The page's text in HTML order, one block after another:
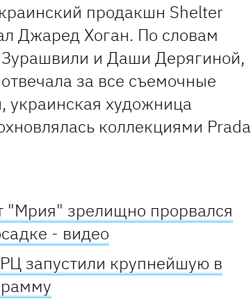
продакшн Shelter
Джаред Хоган. По словам
и Даши Дерягиной,
за все съемочные
украинская художница
коллекциями Prada
"Мрия" зрелищно прорвался
- видео
запустили крупнейшую в